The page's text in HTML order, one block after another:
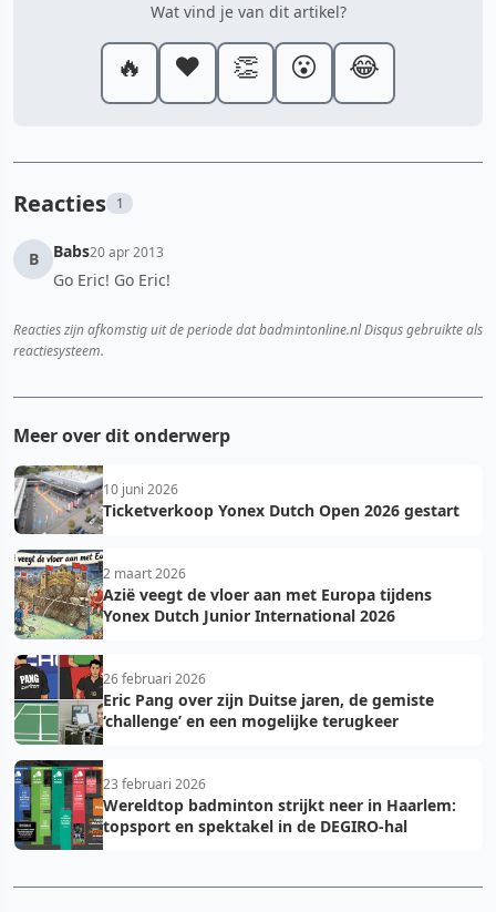
Wat vind je van dit artikel?
🔥 ❤️ 👏 😮 😂
Reacties 1
B Babs20 apr 2013
Go Eric! Go Eric!
Reacties zijn afkomstig uit de periode dat badmintonline.nl Disqus gebruikte als
reactiesysteem.
Meer over dit onderwerp
10 juni 2026
Ticketverkoop Yonex Dutch Open 2026 gestart
2 maart 2026
Azië veegt de vloer aan met Europa tijdens
Yonex Dutch Junior International 2026
26 februari 2026
Eric Pang over zijn Duitse jaren, de gemiste
‘challenge’ en een mogelijke terugkeer
23 februari 2026
Wereldtop badminton strijkt neer in Haarlem:
topsport en spektakel in de DEGIRO-hal